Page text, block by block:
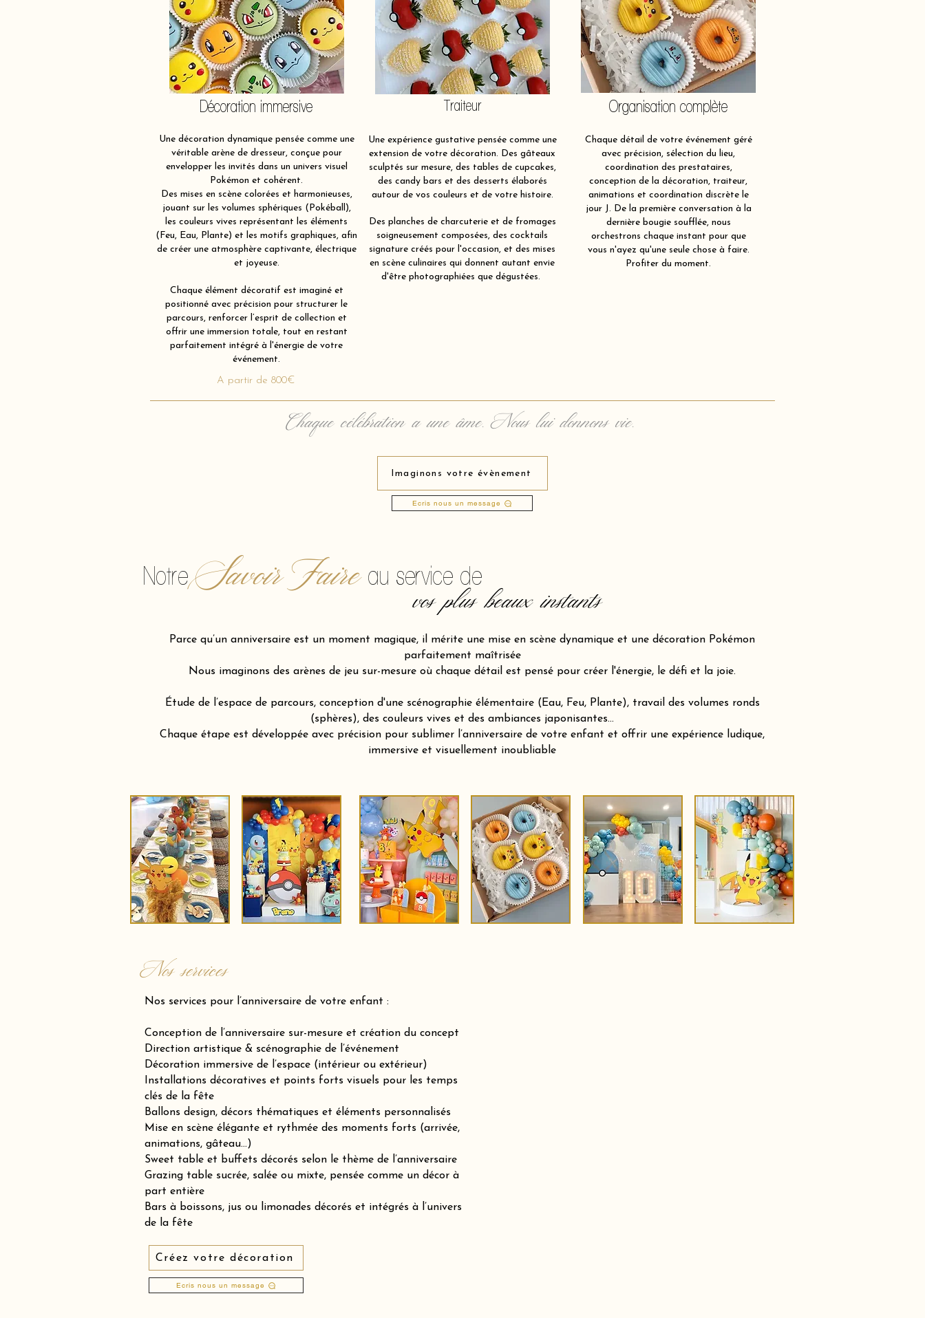
Décoration immersive
Une décoration dynamique pensée comme une
véritable arène de dresseur, conçue pour
envelopper les invités dans un univers visuel
Pokémon et cohérent.
Des mises en scène colorées et harmonieuses,
jouant sur les volumes sphériques (Pokéball),
les couleurs vives représentant les éléments
(Feu, Eau, Plante) et les motifs graphiques, afin
de créer une atmosphère captivante, électrique
et joyeuse.
Chaque élément décoratif est imaginé et
positionné avec précision pour structurer le
parcours, renforcer l’esprit de collection et
offrir une immersion totale, tout en restant
parfaitement intégré à l'énergie de votre
événement.
Traiteur
Une expérience gustative pensée comme une
extension de votre décoration. Des gâteaux
sculptés sur mesure, des tables de cupcakes,
des candy bars et des desserts élaborés
autour de vos couleurs et de votre histoire.
Des planches de charcuterie et de fromages
soigneusement composées, des cocktails
signature créés pour l'occasion, et des mises
en scène culinaires qui donnent autant envie
d'être photographiées que dégustées.
Organisation complète
Chaque détail de votre événement géré
avec précision, sélection du lieu,
coordination des prestataires,
conception de la décoration, traiteur,
animations et coordination discrète le
jour J. De la première conversation à la
dernière bougie soufflée, nous
orchestrons chaque instant pour que
vous n'ayez qu'une seule chose à faire.
Profiter du moment.
A partir de 800€
Chaque célébration a une âme. Nous lui donnons vie.
Imaginons votre évènement
Ecris nous un message
Savoir Faire
Notre au service de
vos plus beaux instants
Parce qu’un anniversaire est un moment magique, il mérite une mise en scène dynamique et une décoration Pokémon
parfaitement maîtrisée
Nous imaginons des arènes de jeu sur-mesure où chaque détail est pensé pour créer l'énergie, le défi et la joie.
Étude de l’espace de parcours, conception d'une scénographie élémentaire (Eau, Feu, Plante), travail des volumes ronds
(sphères), des couleurs vives et des ambiances japonisantes…
Chaque étape est développée avec précision pour sublimer l’anniversaire de votre enfant et offrir une expérience ludique,
immersive et visuellement inoubliable
Nos services
Nos services pour l’anniversaire de votre enfant :
Conception de l’anniversaire sur-mesure et création du concept
Direction artistique & scénographie de l’événement
Décoration immersive de l’espace (intérieur ou extérieur)
Installations décoratives et points forts visuels pour les temps
clés de la fête
Ballons design, décors thématiques et éléments personnalisés
Mise en scène élégante et rythmée des moments forts (arrivée,
animations, gâteau…)
Sweet table et buffets décorés selon le thème de l’anniversaire
Grazing table sucrée, salée ou mixte, pensée comme un décor à
part entière
Bars à boissons, jus ou limonades décorés et intégrés à l’univers
de la fête
Créez votre décoration
Ecris nous un message